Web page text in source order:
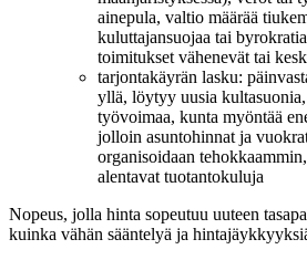
ainepula, valtio määrää
kuluttajansuojaa tai
toimitukset vähenevät tai
tarjontakäyrän lasku:
yllä, löytyy uusia kultasuonia,
työvoimaa, kunta myöntää
jolloin asuntohinnat ja
organisoidaan
alentavat tuotantokuluja
Nopeus, jolla hinta sopeutuu uuteen
kuinka vähän sääntelyä ja